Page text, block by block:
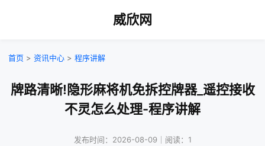
威欣网
首页 > 资讯中心 > 程序讲解
牌路清晰!隐形麻将机免拆控牌器_遥控接收
不灵怎么处理-程序讲解
发布时间：2026-08-09｜阅读：1